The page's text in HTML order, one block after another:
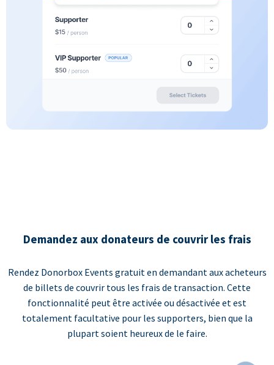
Demandez aux donateurs de couvrir les frais
Rendez Donorbox Events gratuit en demandant aux acheteurs
de billets de couvrir tous les frais de transaction. Cette
fonctionnalité peut être activée ou désactivée et est
totalement facultative pour les supporters, bien que la
plupart soient heureux de le faire.